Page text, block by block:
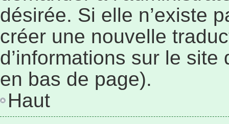
désirée. Si elle n’existe
créer une nouvelle
d’informations sur le
en bas de page).
Haut